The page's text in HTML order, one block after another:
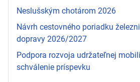
Neslušským chotárom 2026
Návrh cestovného poriadku
dopravy 2026/2027
Podpora rozvoja udržateľnej
schválenie príspevku